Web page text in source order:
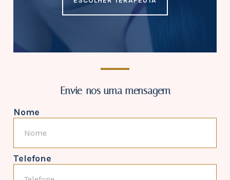
Envie-nos uma mensagem
Nome
Telefone